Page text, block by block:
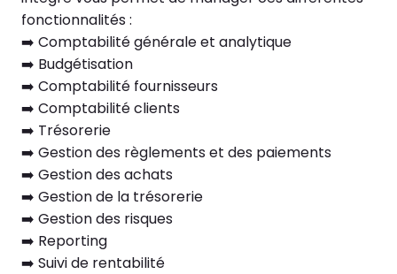
fonctionnalités :
➡️ Comptabilité générale et analytique
➡️ Budgétisation
➡️ Comptabilité fournisseurs
➡️ Comptabilité clients
➡️ Trésorerie
➡️ Gestion des règlements et des paiements
➡️ Gestion des achats
➡️ Gestion de la trésorerie
➡️ Gestion des risques
➡️ Reporting
➡️ Suivi de rentabilité